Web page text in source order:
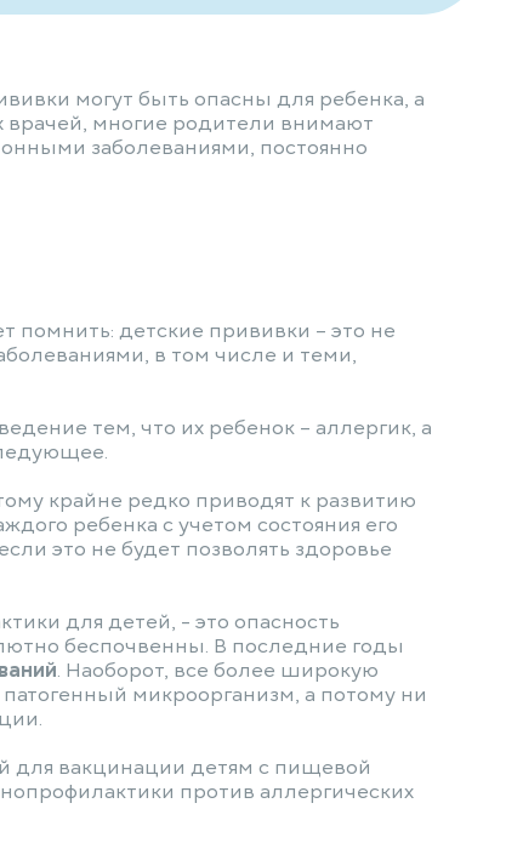
могут быть опасны для ребенка, а
врачей, многие родители внимают
заболеваниями, постоянно
помнить: детские прививки – это не
в том числе и теми,
тем, что их ребенок – аллергик, а
крайне редко приводят к развитию
ребенка с учетом состояния его
это не будет позволять здоровье
для детей, - это опасность
беспочвенны. В последние годы
. Наоборот, все более широкую
микроорганизм, а потому ни
для вакцинации детям с пищевой
против аллергических